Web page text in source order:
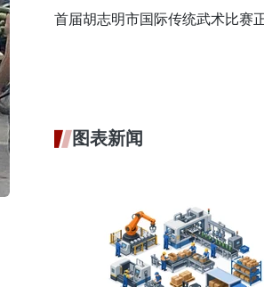
首届胡志明市国际传统武术比赛
图表新闻